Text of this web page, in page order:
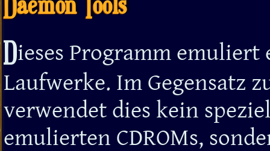
Daemon Tools
Dieses Programm emuliert
Laufwerke. Im Gegensatz
verwendet dies kein
emulierten CDROMs,